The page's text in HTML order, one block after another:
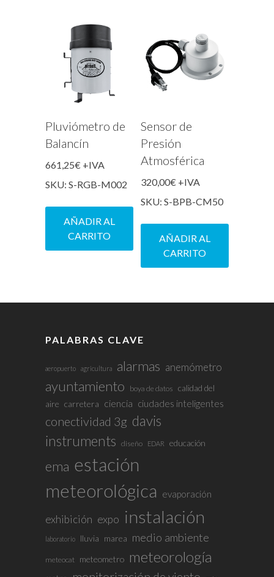
Pluviómetro de
Balancín
661,25€ +IVA
SKU: S-RGB-M002
AÑADIR AL
CARRITO
Sensor de
Presión
Atmosférica
320,00€ +IVA
SKU: S-BPB-CM50
AÑADIR AL
CARRITO
PALABRAS CLAVE
aeropuerto agricultura alarmas anemómetro
ayuntamiento boya de datos calidad del
aire carretera ciencia ciudades inteligentes
conectividad 3g davis
instruments diseño EDAR educación
ema estación
meteorológica
evaporación
exhibición expo instalación
laboratorio lluvia marea medio ambiente
meteocat meteometro meteorología